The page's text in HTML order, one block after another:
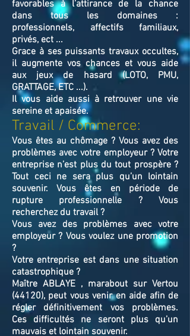
favorables à l’attirance de la chance
dans tous les domaines :
professionnels, affectifs familiaux,
privés, ect ...
Grace à ses puissants travaux occultes,
il augmente vos chances et vous aide
aux jeux de hasard (LOTO, PMU,
GRATTAGE, ETC ...).
Il vous aide aussi à retrouver une vie
sereine et apaisée.
Travail / Commerce:
Vous êtes au chômage ? Vous avez des
problèmes avec votre employeur ? Votre
entreprise n’est plus du tout prospère ?
Tout ceci ne sera plus qu’un lointain
souvenir. Vous êtes en période de
rupture professionnelle ? Vous
recherchez du travail ?
Vous avez des problèmes avec votre
employeur ? Vous voulez une promotion
?
Votre entreprise est dans une situation
catastrophique ?
Maître ABLAYE , marabout sur Vertou
(44120), peut vous venir en aide afin de
régler définitivement vos problèmes.
Ces difficultés ne seront plus qu’un
mauvais et lointain souvenir.